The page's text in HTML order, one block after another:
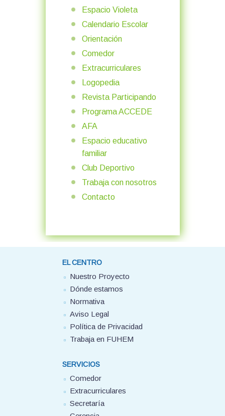
Espacio Violeta
Calendario Escolar
Orientación
Comedor
Extracurriculares
Logopedia
Revista Participando
Programa ACCEDE
AFA
Espacio educativo
familiar
Club Deportivo
Trabaja con nosotros
Contacto
EL CENTRO
Nuestro Proyecto
Dónde estamos
Normativa
Aviso Legal
Política de Privacidad
Trabaja en FUHEM
SERVICIOS
Comedor
Extracurriculares
Secretaría